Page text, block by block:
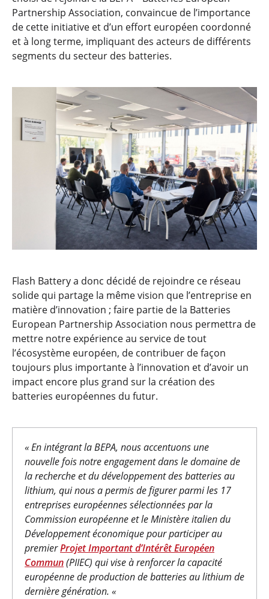
Partnership Association, convaincue de l’importance
de cette initiative et d’un effort européen coordonné
et à long terme, impliquant des acteurs de différents
segments du secteur des batteries.
Flash Battery a donc décidé de rejoindre ce réseau
solide qui partage la même vision que l’entreprise en
matière d’innovation ; faire partie de la Batteries
European Partnership Association nous permettra de
mettre notre expérience au service de tout
l’écosystème européen, de contribuer de façon
toujours plus importante à l’innovation et d’avoir un
impact encore plus grand sur la création des
batteries européennes du futur.
« En intégrant la BEPA, nous accentuons une
nouvelle fois notre engagement dans le domaine de
la recherche et du développement des batteries au
lithium, qui nous a permis de figurer parmi les 17
entreprises européennes sélectionnées par la
Commission européenne et le Ministère italien du
Développement économique pour participer au
premierProjet Important d’Intérêt Européen
Commun(PIIEC) qui vise à renforcer la capacité
européenne de production de batteries au lithium de
dernière génération. «